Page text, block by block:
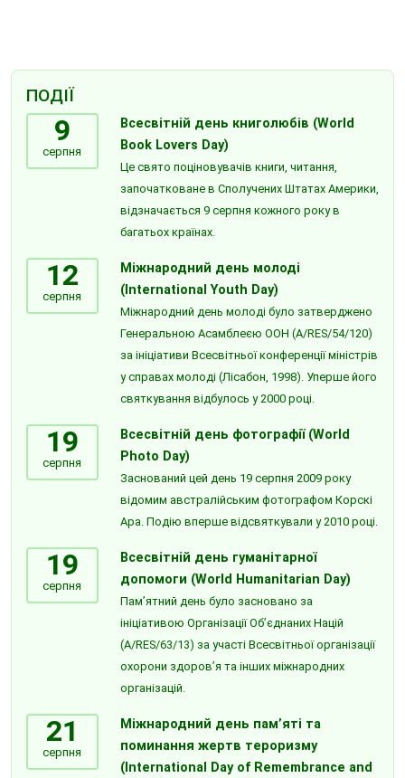
ПОДІЇ
9
серпня
Всесвітній день книголюбів (World
Book Lovers Day)
Це свято поціновувачів книги, читання,
започатковане в Сполучених Штатах Америки,
відзначається 9 серпня кожного року в
багатьох країнах.
12
серпня
Міжнародний день молоді
(International Youth Day)
Міжнародний день молоді було затверджено
Генеральною Асамблеєю ООН (A/RES/54/120)
за ініціативи Всесвітньої конференції міністрів
у справах молоді (Лісабон, 1998). Уперше його
святкування відбулось у 2000 році.
19
серпня
Всесвітній день фотографії (World
Photo Day)
Заснований цей день 19 серпня 2009 року
відомим австралійським фотографом Корскі
Ара. Подію вперше відсвяткували у 2010 році.
19
серпня
Всесвітній день гуманітарної
допомоги (World Humanitarian Day)
Пам’ятний день було засновано за
ініціативою Організації Об’єднаних Націй
(A/RES/63/13) за участі Всесвітньої організації
охорони здоров’я та інших міжнародних
організацій.
21
серпня
Міжнародний день пам’яті та
поминання жертв тероризму
(International Day of Remembrance and